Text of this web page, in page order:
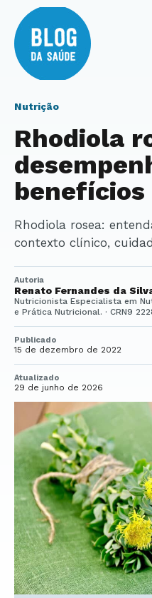
Nutrição
Rhodiola
benefícios
Rhodiola rosea: entenda pontos principais,
contexto clínico,
Autoria
Renato Fernandes da
Nutricionista Especialista em
e Prática Nutricional. · CRN9
Publicado
15 de dezembro de 2022
Atualizado
29 de junho de 2026